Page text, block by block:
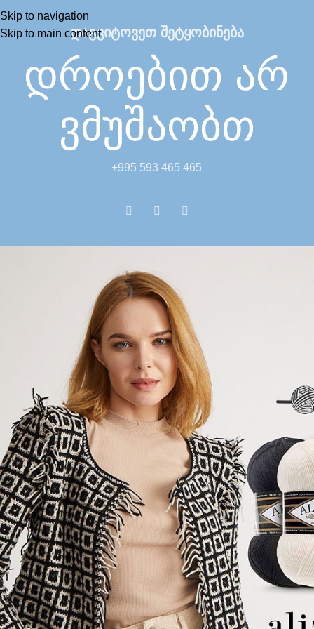
Skip to navigation
Skip to main contentდაგვიტოვეთ შეტყობინება
დროებით არ
ვმუშაობთ
+995 593 465 465